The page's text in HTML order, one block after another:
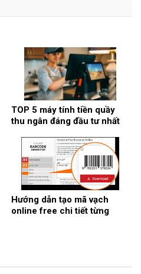
TOP 5 máy tính tiền quầy
thu ngân đáng đầu tư nhất
Hướng dẫn tạo mã vạch
online free chi tiết từng